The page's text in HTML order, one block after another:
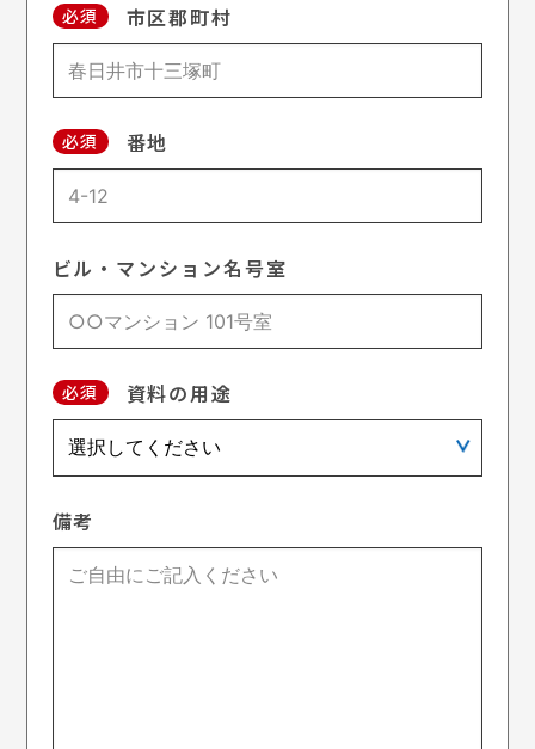
必須 市区郡町村
必須 番地
ビル・マンション名号室
必須 資料の用途
備考